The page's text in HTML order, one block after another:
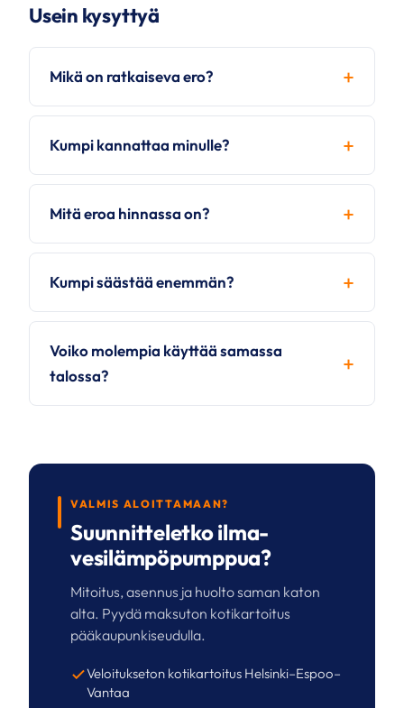
Usein kysyttyä
Mikä on ratkaiseva ero?
Kumpi kannattaa minulle?
Mitä eroa hinnassa on?
Kumpi säästää enemmän?
Voiko molempia käyttää samassa
talossa?
VALMIS ALOITTAMAAN?
Suunnitteletko ilma-
vesilämpöpumppua?
Mitoitus, asennus ja huolto saman katon
alta. Pyydä maksuton kotikartoitus
pääkaupunkiseudulla.
Veloitukseton kotikartoitus Helsinki–Espoo–
Vantaa